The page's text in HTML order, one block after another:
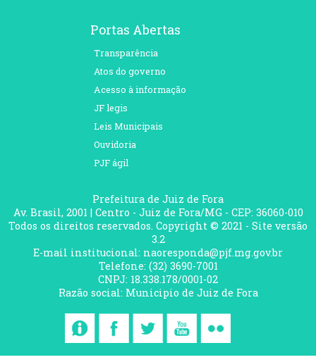
Portas Abertas
Transparência
Atos do governo
Acesso à informação
JF legis
Leis Municipais
Ouvidoria
PJF ágil
Prefeitura de Juiz de Fora
Av. Brasil, 2001 | Centro - Juiz de Fora/MG - CEP: 36060-010
Todos os direitos reservados. Copyright © 2021 - Site versão
3.2
E-mail institucional: naoresponda@pjf.mg.gov.br
Telefone: (32) 3690-7001
CNPJ: 18.338.178/0001-02
Razão social: Municipio de Juiz de Fora